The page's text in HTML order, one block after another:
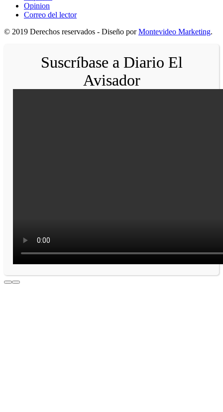
Opinion
Correo del lector
© 2019 Derechos reservados - Diseño porMontevideo Marketing.
Suscríbase a Diario El
Avisador